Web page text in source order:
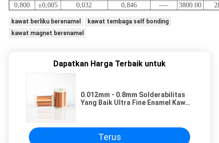
0,800
±0,005 0,032 0,846 ---- 3800.00
kawat berliku berenamel
kawat tembaga self bonding
kawat magnet berenamel
Dapatkan Harga Terbaik untuk
0.012mm - 0.8mm Solderabilitas
Yang Baik Ultra Fine Enamel Kawat
Terus